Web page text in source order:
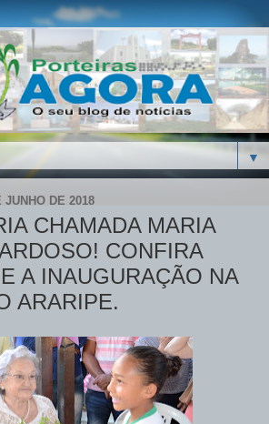
▼
JUNHO DE 2018
CHAMADA MARIA
CONFIRA
A INAUGURAÇÃO NA
ARARIPE.